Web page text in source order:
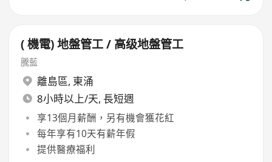
( 機電) 地盤管工 / 高级地盤管工
騰藍
離島區, 東涌
8小時以上/天, 長短週
享13個月薪酬，另有機會獲花紅
每年享有10天有薪年假
提供醫療福利